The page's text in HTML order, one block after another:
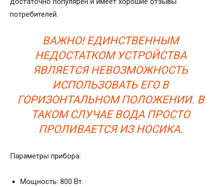
потребителей.
ВАЖНО! ЕДИНСТВЕННЫМ
НЕДОСТАТКОМ УСТРОЙСТВА
ЯВЛЯЕТСЯ НЕВОЗМОЖНОСТЬ
ИСПОЛЬЗОВАТЬ ЕГО В
ГОРИЗОНТАЛЬНОМ ПОЛОЖЕНИИ. В
ТАКОМ СЛУЧАЕ ВОДА ПРОСТО
ПРОЛИВАЕТСЯ ИЗ НОСИКА.
Параметры прибора:
Мощность: 800 Вт.